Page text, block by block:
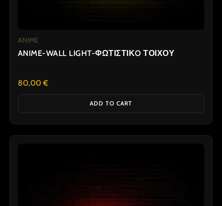
ANIME
ANIME-WALL LIGHT-ΦΩΤΙΣΤΙΚO ΤΟΙΧΟΥ
80,00€
ADD TO CART